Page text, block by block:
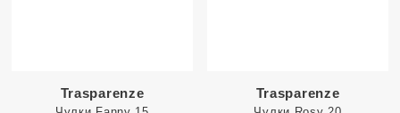
Trasparenze Trasparenze